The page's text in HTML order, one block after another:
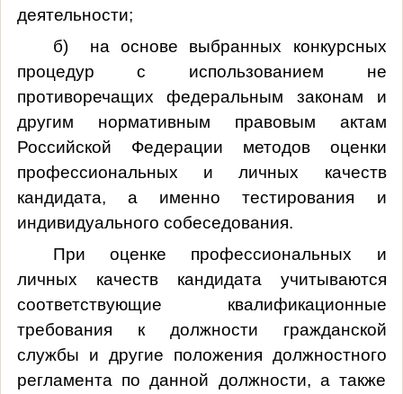
деятельности;
б) на основе выбранных конкурсных
процедур с использованием не
противоречащих федеральным законам и
другим нормативным правовым актам
Российской Федерации методов оценки
профессиональных и личных качеств
кандидата, а именно тестирования и
индивидуального собеседования.
При оценке профессиональных и
личных качеств кандидата учитываются
соответствующие квалификационные
требования к должности гражданской
службы и другие положения должностного
регламента по данной должности, а также